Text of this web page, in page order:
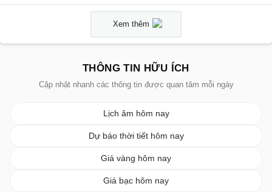
Xem thêm
THÔNG TIN HỮU ÍCH
Cập nhật nhanh các thông tin được quan tâm mỗi ngày
Lịch âm hôm nay
Dự báo thời tiết hôm nay
Giá vàng hôm nay
Giá bạc hôm nay